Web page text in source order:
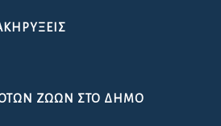
ΖΏΩΝ ΣΤΟ ΔΉΜΟ